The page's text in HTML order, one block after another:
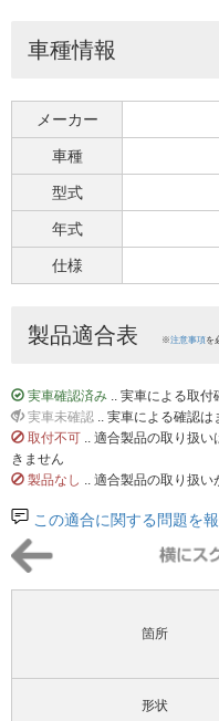
車種情報
メーカー
車種
型式
年式
仕様
製品適合表 ※注意事項を
実車確認済み .. 実車による取
実車未確認 .. 実車による確認
取付不可 .. 適合製品の取り扱
きません
製品なし .. 適合製品の取り扱い
この適合に関する問題を
箇所
形状